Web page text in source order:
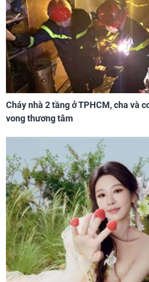
Cháy nhà 2 tầng ở TPHCM, cha và
vong thương tâm